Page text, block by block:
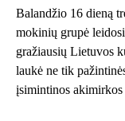
Balandžio 16 dieną
mokinių grupė
gražiausių Lietuvos
laukė ne tik
įsimintinos akimirkos